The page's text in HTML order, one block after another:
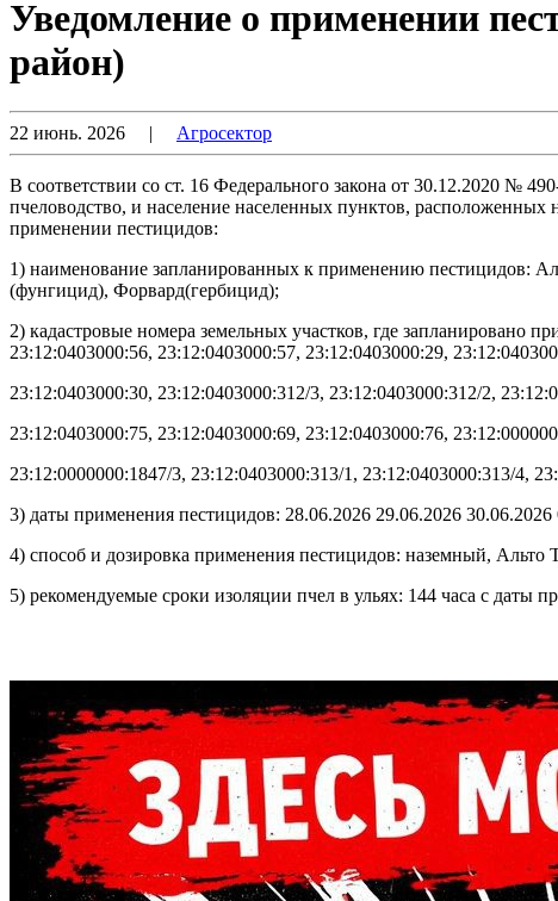
Уведомление о применении
район)
22 июнь. 2026 | Агросектор
В соответствии со ст. 16 Федерального закона от 30.12.2020 №
пчеловодство, и население населенных пунктов, расположенных
применении пестицидов:
1) наименование запланированных к применению пестицидов:
(фунгицид), Форвард(гербицид);
2) кадастровые номера земельных участков, где запланировано
23:12:0403000:56, 23:12:0403000:57, 23:12:0403000:29,
23:12:0403000:30, 23:12:0403000:312/3, 23:12:0403000:312/2,
23:12:0403000:75, 23:12:0403000:69, 23:12:0403000:76,
23:12:0000000:1847/3, 23:12:0403000:313/1, 23:12:0403000:313/4,
3) даты применения пестицидов: 28.06.2026 29.06.2026 30.06.2026
4) способ и дозировка применения пестицидов: наземный, Альто
5) рекомендуемые сроки изоляции пчел в ульях: 144 часа с даты